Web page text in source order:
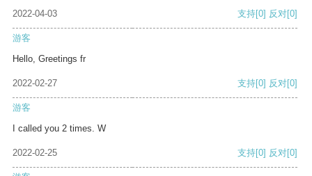
2022-04-03 支持[0] 反对[0]
游客
Hello, Greetings fr
2022-02-27 支持[0] 反对[0]
游客
I called you 2 times. W
2022-02-25 支持[0] 反对[0]